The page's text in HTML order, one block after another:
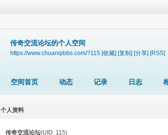
传奇交流论坛的个人空间
https://www.chuanqibbs.com/?115 [收藏] [复制] [分享] [RSS]
空间首页 动态 记录 日志
个人资料
传奇交流论坛(UID: 115)